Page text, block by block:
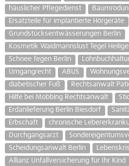
häuslicher Pflegedienst
Ersatzteile für implantierte Hörgeräte
Grundstücksentwässerungen Berlin
Kosmetik Waidmannslust Tegel
Schnee fegen Berlin
Umgangrecht
ABUS
diabetischer Fuß
Rechtsanwalt
Hilfe bei Mobbing Rechtsanwalt
Erdanlieferung Berlin Biesdorf
Erbschaft
chronische
Durchgangsarzt
Scheidungsanwalt Berlin
Allianz Unfallversicherung für Ihr Kind